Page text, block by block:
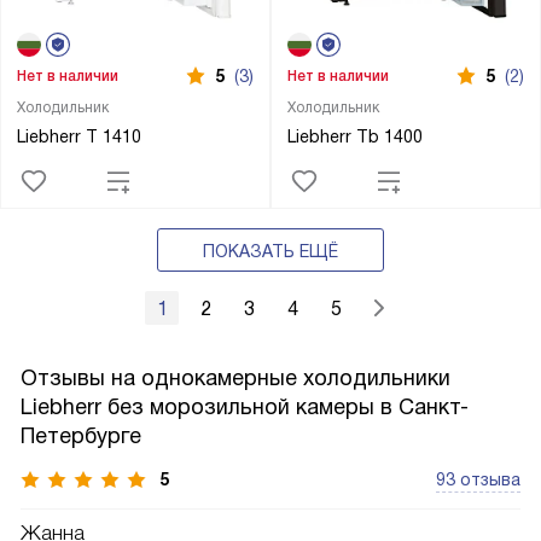
Холодильник
Liebherr T 1410
Нет в наличии 5 (3)
Холодильник
Liebherr Tb 1400
Нет в наличии 5 (2)
ПОКАЗАТЬ ЕЩЁ
1 2 3 4 5
Отзывы на однокамерные холодильники
Liebherr без морозильной камеры в Санкт-
Петербурге
5 93 отзыва
Жанна